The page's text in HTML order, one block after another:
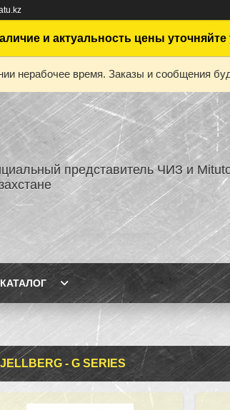
и актуальность цены
нерабочее время. Заказы и сообщения
представитель ЧИЗ и
КАТАЛОГ
- G SERIES